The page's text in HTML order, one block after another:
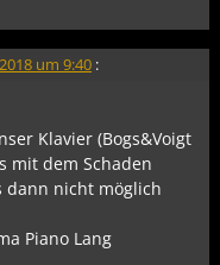
um 9:40 :
Klavier (Bogs&Voigt
mit dem Schaden
dann nicht möglich
Piano Lang